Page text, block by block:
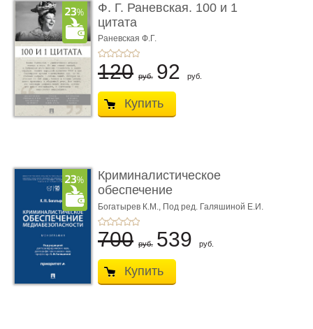
Ф. Г. Раневская. 100 и 1
цитата
Раневская Ф.Г.
120 руб. 92 руб.
Купить
Криминалистическое
обеспечение
медиабезопас� ...
Богатырев К.М., Под ред. Галяшиной Е.И.
700 руб. 539 руб.
Купить